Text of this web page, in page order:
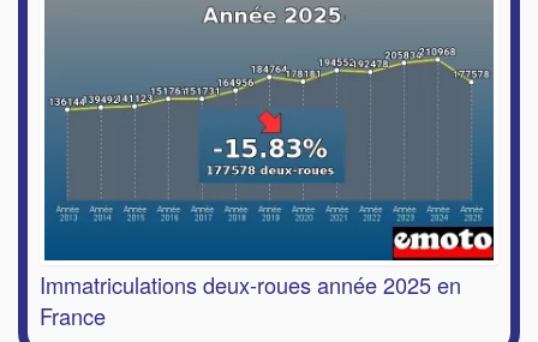
Immatriculations deux-roues année 2025 en
France